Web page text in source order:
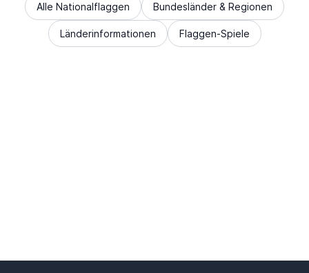
Alle Nationalflaggen Bundesländer & Regionen
Länderinformationen Flaggen-Spiele